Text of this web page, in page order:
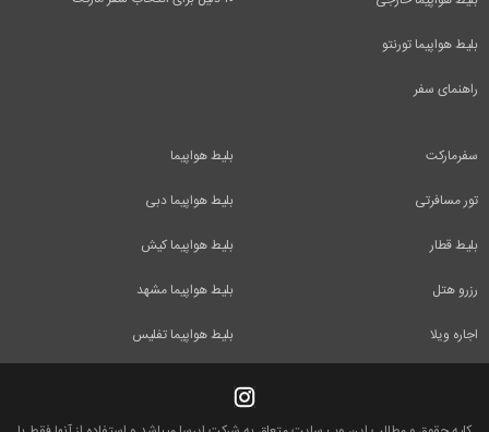
بلیط هواپیما تورنتو
راهنمای سفر
بلیط هواپیما
بلیط هواپیما دبی
بلیط هواپیما کیش
بلیط هواپیما مشهد
بلیط هواپیما تفلیس
سفرمارکت
تور مسافرتی
بلیط قطار
رزرو هتل
اجاره ویلا